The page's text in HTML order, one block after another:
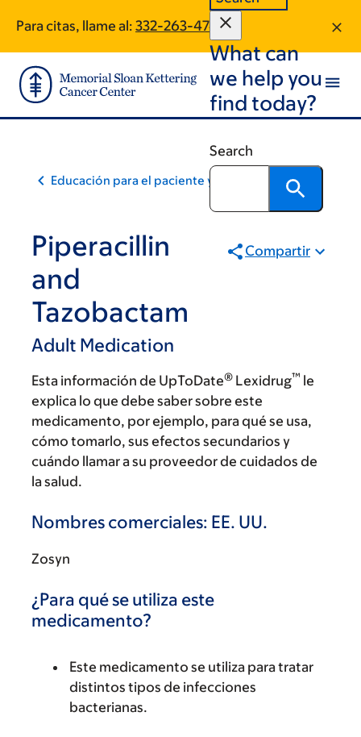
main
content
footer
Para citas, llame al: 332-263-4741
What can
we help you
find today?
Search
Educación para el paciente y la comunidad
Piperacillin
and
Tazobactam
Adult Medication
Compartir
Esta información de UpToDate® Lexidrug™ le
explica lo que debe saber sobre este
medicamento, por ejemplo, para qué se usa,
cómo tomarlo, sus efectos secundarios y
cuándo llamar a su proveedor de cuidados de
la salud.
Nombres comerciales: EE. UU.
Zosyn
¿Para qué se utiliza este
medicamento?
Este medicamento se utiliza para tratar
distintos tipos de infecciones
bacterianas.